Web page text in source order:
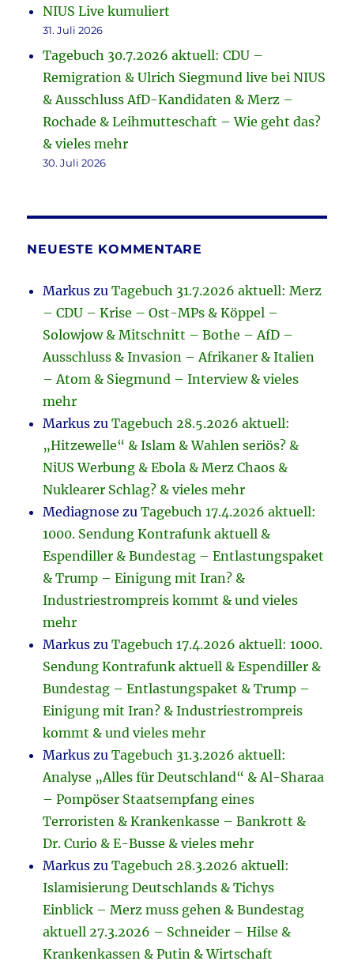
NIUS Live kumuliert
31. Juli 2026
Tagebuch 30.7.2026 aktuell: CDU –
Remigration & Ulrich Siegmund live bei NIUS
& Ausschluss AfD-Kandidaten & Merz –
Rochade & Leihmutteschaft – Wie geht das?
& vieles mehr
30. Juli 2026
NEUESTE KOMMENTARE
Markus zuTagebuch 31.7.2026 aktuell: Merz
– CDU – Krise – Ost-MPs & Köppel –
Solowjow & Mitschnitt – Bothe – AfD –
Ausschluss & Invasion – Afrikaner & Italien
– Atom & Siegmund – Interview & vieles
mehr
Markus zuTagebuch 28.5.2026 aktuell:
„Hitzewelle“ & Islam & Wahlen seriös? &
NiUS Werbung & Ebola & Merz Chaos &
Nuklearer Schlag? & vieles mehr
Mediagnose zuTagebuch 17.4.2026 aktuell:
1000. Sendung Kontrafunk aktuell &
Espendiller & Bundestag – Entlastungspaket
& Trump – Einigung mit Iran? &
Industriestrompreis kommt & und vieles
mehr
Markus zuTagebuch 17.4.2026 aktuell: 1000.
Sendung Kontrafunk aktuell & Espendiller &
Bundestag – Entlastungspaket & Trump –
Einigung mit Iran? & Industriestrompreis
kommt & und vieles mehr
Markus zuTagebuch 31.3.2026 aktuell:
Analyse „Alles für Deutschland“ & Al-Sharaa
– Pompöser Staatsempfang eines
Terroristen & Krankenkasse – Bankrott &
Dr. Curio & E-Busse & vieles mehr
Markus zuTagebuch 28.3.2026 aktuell:
Islamisierung Deutschlands & Tichys
Einblick – Merz muss gehen & Bundestag
aktuell 27.3.2026 – Schneider – Hilse &
Krankenkassen & Putin & Wirtschaft